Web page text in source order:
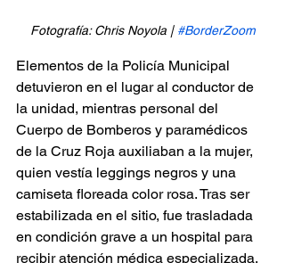
Fotografía: Chris Noyola | #BorderZoom
Elementos de la Policía Municipal
detuvieron en el lugar al conductor de
la unidad, mientras personal del
Cuerpo de Bomberos y paramédicos
de la Cruz Roja auxiliaban a la mujer,
quien vestía leggings negros y una
camiseta floreada color rosa. Tras ser
estabilizada en el sitio, fue trasladada
en condición grave a un hospital para
recibir atención médica especializada.